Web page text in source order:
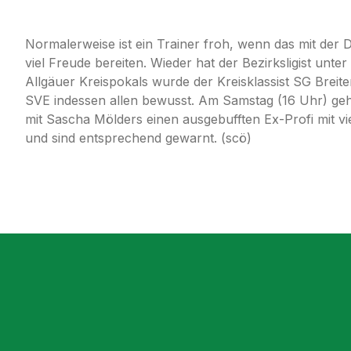
Normalerweise ist ein Trainer froh, wenn das mit der
viel Freude bereiten. Wieder hat der Bezirksligist
Allgäuer Kreispokals wurde der Kreisklassist SG
SVE indessen allen bewusst. Am Samstag (16 Uhr)
mit Sascha Mölders einen ausgebufften Ex-Profi mit
und sind entsprechend gewarnt. (scö)